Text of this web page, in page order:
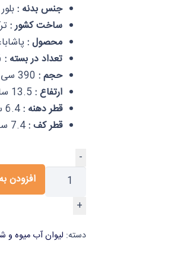
جنس بدنه :بلور
ساخت کشور :
محصول :
تعداد در بسته :
حجم :
ارتفاع :
قطر دهنه :
قطر کف :
-
+
افزودن
دسته: لیوان آب میوه و